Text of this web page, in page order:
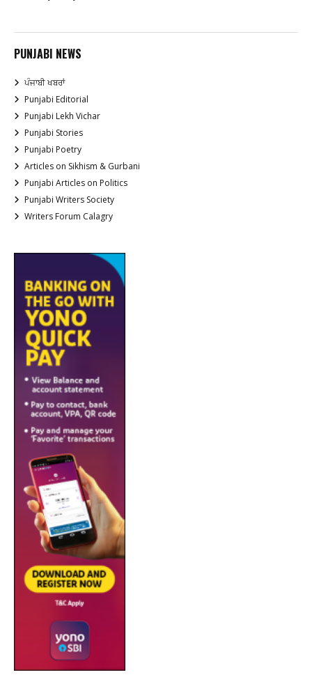
PUNJABI NEWS
ਪੰਜਾਬੀ ਖਬਰਾਂ
Punjabi Editorial
Punjabi Lekh Vichar
Punjabi Stories
Punjabi Poetry
Articles on Sikhism & Gurbani
Punjabi Articles on Politics
Punjabi Writers Society
Writers Forum Calagry